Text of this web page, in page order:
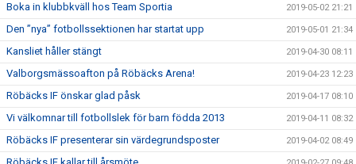
Boka in klubbkväll hos Team Sportia 2019-05-02 21:21
Den ”nya” fotbollssektionen har startat upp 2019-05-01 21:34
Kansliet håller stängt 2019-04-30 08:11
Valborgsmässoafton på Röbäcks Arena! 2019-04-23 12:23
Röbäcks IF önskar glad påsk 2019-04-17 08:10
Vi välkomnar till fotbollslek för barn födda 2013 2019-04-11 08:32
Röbäcks IF presenterar sin värdegrundsposter 2019-04-02 08:49